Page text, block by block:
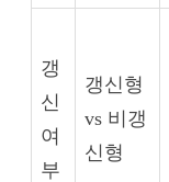
갱
신
여
부
갱신형
vs 비갱
신형